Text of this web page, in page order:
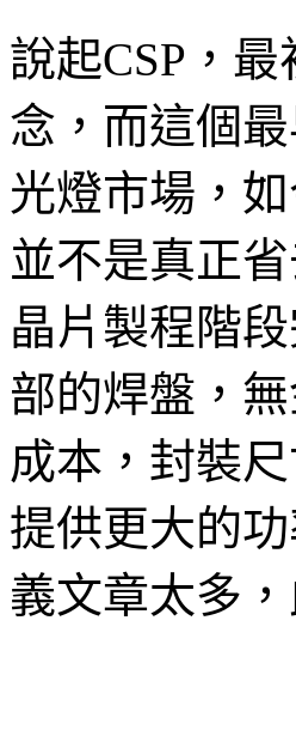
說起CSP，
念，而這個
光燈市場，
並不是真正
晶片製程階
部的焊盤，
成本，封裝
提供更大的
義文章太多